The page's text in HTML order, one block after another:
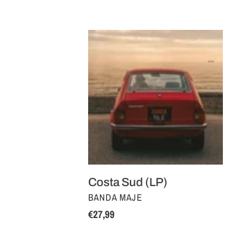
Costa
(LP)
Costa Sud (LP)
VENDOR
BANDA MAJE
Regular
€27,99